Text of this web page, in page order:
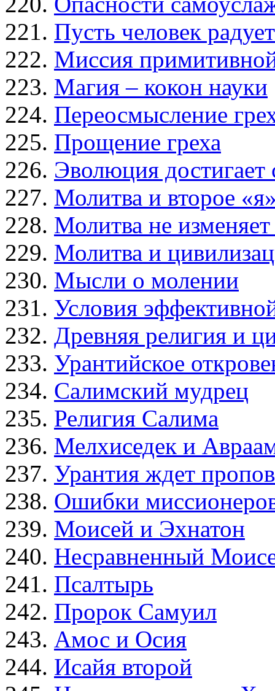
Пусть человек
Миссия
Магия – кокон науки
Переосмысление
Прощение греха
Эволюция достигает
Молитва и второе
Молитва не изменяет
Молитва и
Мысли о молении
Условия
Древняя религия и
Урантийское
Салимский мудрец
Религия Салима
Мелхиседек и
Урантия ждет
Ошибки
Моисей и Эхнатон
Несравненный
Псалтырь
Пророк Самуил
Амос и Осия
Исайя второй